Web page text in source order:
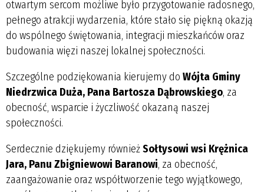
otwartym sercom możliwe było przygotowanie radosnego,
pełnego atrakcji wydarzenia, które stało się piękną okazją
do wspólnego świętowania, integracji mieszkańców oraz
budowania więzi naszej lokalnej społeczności.
Szczególne podziękowania kierujemy do Wójta Gminy
Niedrzwica Duża, Pana Bartosza Dąbrowskiego, za
obecność, wsparcie i życzliwość okazaną naszej
społeczności.
Serdecznie dziękujemy równieżSołtysowi wsi Krężnica
Jara, Panu Zbigniewowi Baranowi, za obecność,
zaangażowanie oraz współtworzenie tego wyjątkowego,